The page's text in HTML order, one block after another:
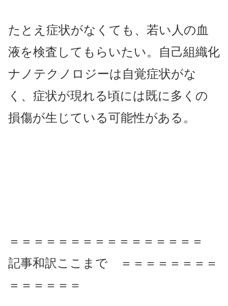
たとえ症状がなくても、若い人の血
液を検査してもらいたい。自己組織化
ナノテクノロジーは自覚症状がな
く、症状が現れる頃には既に多くの
損傷が生じている可能性がある。
＝＝＝＝＝＝＝＝＝＝＝＝＝＝＝＝
記事和訳ここまで ＝＝＝＝＝＝＝＝
＝＝＝＝＝＝